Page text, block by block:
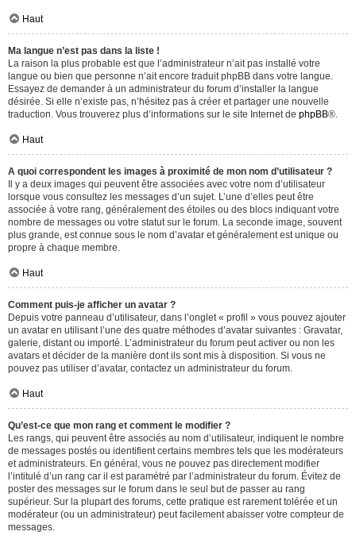
Haut
Ma langue n’est pas dans la liste !
La raison la plus probable est que l’administrateur n’ait pas installé votre
langue ou bien que personne n’ait encore traduit phpBB dans votre langue.
Essayez de demander à un administrateur du forum d’installer la langue
désirée. Si elle n’existe pas, n’hésitez pas à créer et partager une nouvelle
traduction. Vous trouverez plus d’informations sur le site Internet de phpBB®.
Haut
A quoi correspondent les images à proximité de mon nom d’utilisateur ?
Il y a deux images qui peuvent être associées avec votre nom d’utilisateur
lorsque vous consultez les messages d’un sujet. L’une d’elles peut être
associée à votre rang, généralement des étoiles ou des blocs indiquant votre
nombre de messages ou votre statut sur le forum. La seconde image, souvent
plus grande, est connue sous le nom d’avatar et généralement est unique ou
propre à chaque membre.
Haut
Comment puis-je afficher un avatar ?
Depuis votre panneau d’utilisateur, dans l’onglet « profil » vous pouvez ajouter
un avatar en utilisant l’une des quatre méthodes d’avatar suivantes : Gravatar,
galerie, distant ou importé. L’administrateur du forum peut activer ou non les
avatars et décider de la manière dont ils sont mis à disposition. Si vous ne
pouvez pas utiliser d’avatar, contactez un administrateur du forum.
Haut
Qu’est-ce que mon rang et comment le modifier ?
Les rangs, qui peuvent être associés au nom d’utilisateur, indiquent le nombre
de messages postés ou identifient certains membres tels que les modérateurs
et administrateurs. En général, vous ne pouvez pas directement modifier
l’intitulé d’un rang car il est paramétré par l’administrateur du forum. Évitez de
poster des messages sur le forum dans le seul but de passer au rang
supérieur. Sur la plupart des forums, cette pratique est rarement tolérée et un
modérateur (ou un administrateur) peut facilement abaisser votre compteur de
messages.